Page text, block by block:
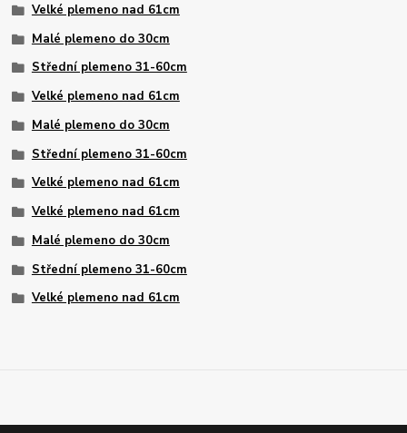
Velké plemeno nad 61cm
Malé plemeno do 30cm
Střední plemeno 31-60cm
Velké plemeno nad 61cm
Malé plemeno do 30cm
Střední plemeno 31-60cm
Velké plemeno nad 61cm
Velké plemeno nad 61cm
Malé plemeno do 30cm
Střední plemeno 31-60cm
Velké plemeno nad 61cm